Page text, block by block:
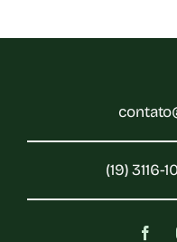
(19) 3116-